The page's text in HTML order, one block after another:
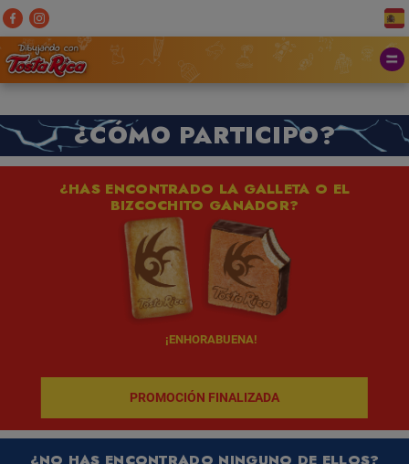
¿CÓMO PARTICIPO?
¿HAS ENCONTRADO LA GALLETA O EL
BIZCOCHITO GANADOR?
¡ENHORABUENA!
PROMOCIÓN FINALIZADA